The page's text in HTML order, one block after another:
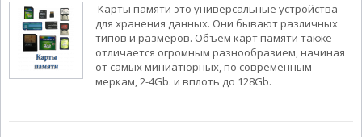
Карты памяти это универсальные устройства
для хранения данных. Они бывают различных
типов и размеров. Объем карт памяти также
отличается огромным разнообразием, начиная
от самых миниатюрных, по современным
меркам, 2-4Gb. и вплоть до 128Gb.